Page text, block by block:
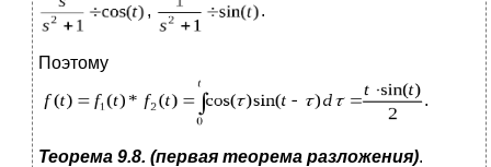
, .
Поэтому
.
Теорема 9.8. (первая теорема разложения).